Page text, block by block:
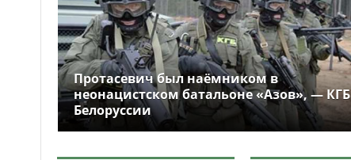
Протасевич был наёмником в
неонацистском батальоне «Азов», — КГБ
Белоруссии